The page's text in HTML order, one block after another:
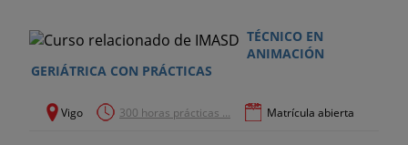
TÉCNICO EN
ANIMACIÓN
GERIÁTRICA CON PRÁCTICAS
Vigo 300 horas prácticas ... Matrícula abierta